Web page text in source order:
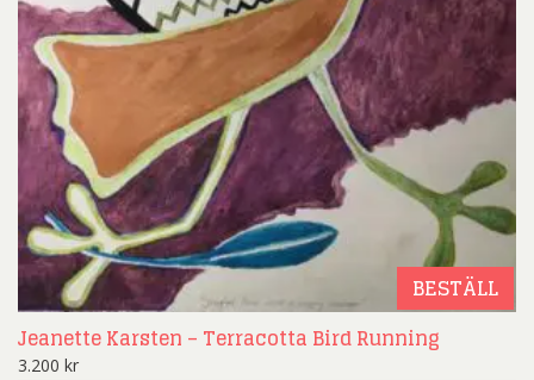
BESTÄLL
Jeanette Karsten – Terracotta Bird Running
3.200 kr